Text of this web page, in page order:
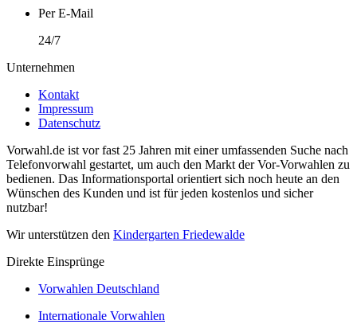
Per E-Mail
24/7
Unternehmen
Kontakt
Impressum
Datenschutz
Vorwahl.de ist vor fast 25 Jahren mit einer umfassenden Suche nach
Telefonvorwahl gestartet, um auch den Markt der Vor-Vorwahlen zu
bedienen. Das Informationsportal orientiert sich noch heute an den
Wünschen des Kunden und ist für jeden kostenlos und sicher
nutzbar!
Wir unterstützen den Kindergarten Friedewalde
Direkte Einsprünge
Vorwahlen Deutschland
Internationale Vorwahlen